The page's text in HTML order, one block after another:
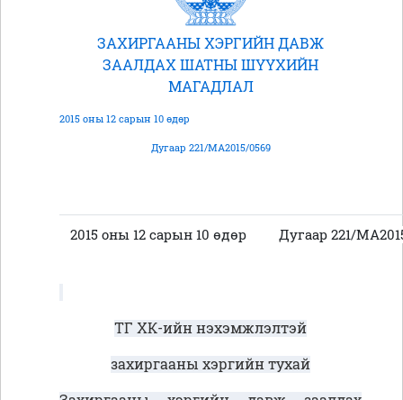
ЗАХИРГААНЫ ХЭРГИЙН ДАВЖ
ЗААЛДАХ ШАТНЫ ШҮҮХИЙН
МАГАДЛАЛ
2015 оны 12 сарын 10 өдөр
Дугаар 221/МА2015/0569
2015 оны 12 сарын 10 өдөр Дугаар 221/
ТГ ХК-ийн нэхэмжлэлтэй
захиргааны хэргийн тухай